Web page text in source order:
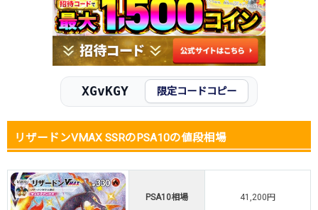
2025.11.15
20,000円 27,800円
30,500円
2025.11.5
20,000円 27,800円
28,700円
23,000円
31,000円
35,000円 -円
XGvKGY 限定コードコピー
リザードンVMAX SSRのPSA10の値段相場
PSA10相場 41,200円